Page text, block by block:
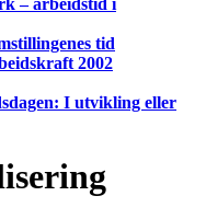
– arbeidstid i
tid
2002
I utvikling eller